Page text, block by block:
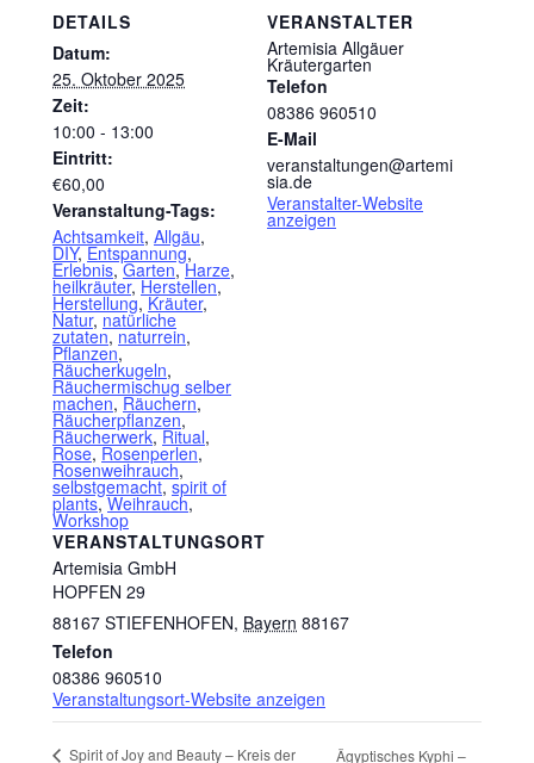
DETAILS
Datum:
25. Oktober 2025
Zeit:
10:00 - 13:00
Eintritt:
€60,00
Veranstaltung-Tags:
Achtsamkeit, Allgäu,
DIY,Entspannung,
Erlebnis,Garten,Harze,
heilkräuter,Herstellen,
Herstellung,Kräuter,
Natur,natürliche
zutaten,naturrein,
Pflanzen,
Räucherkugeln,
Räuchermischug selber
machen,Räuchern,
Räucherpflanzen,
Räucherwerk,Ritual,
Rose,Rosenperlen,
Rosenweihrauch,
selbstgemacht,spirit of
plants,Weihrauch,
Workshop
VERANSTALTUNGSORT
Artemisia GmbH
HOPFEN 29
88167 STIEFENHOFEN, Bayern 88167
Telefon
08386 960510
Veranstaltungsort-Website anzeigen
VERANSTALTER
Artemisia Allgäuer
Kräutergarten
Telefon
08386 960510
E-Mail
veranstaltungen@artemi
sia.de
Veranstalter-Website
anzeigen
Spirit of Joy and Beauty – Kreis der Ägyptisches Kyphi –